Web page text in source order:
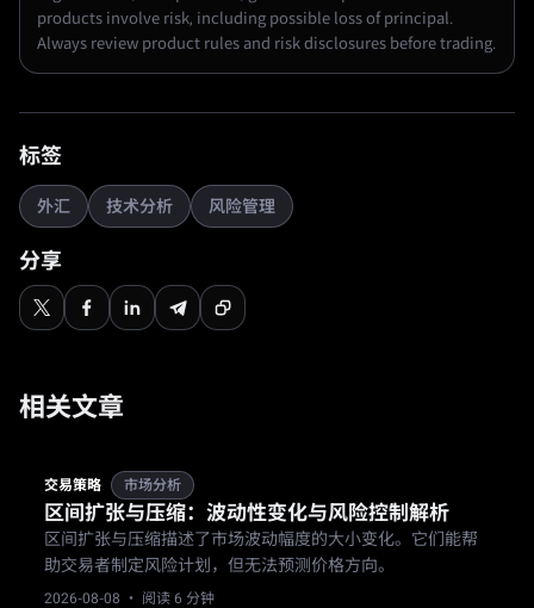
products involve risk, including possible loss of principal.
Always review product rules and risk disclosures before trading.
标签
外汇 技术分析 风险管理
分享
相关文章
交易策略 市场分析
区间扩张与压缩：波动性变化与风险控制解析
区间扩张与压缩描述了市场波动幅度的大小变化。它们能帮
助交易者制定风险计划，但无法预测价格方向。
2026-08-08 · 阅读 6 分钟